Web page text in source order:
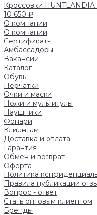
Кроссовки HUNTLANDIA
10 650 ₽
О компании
О компании
Сертификаты
Амбассадоры
Вакансии
Каталог
Обувь
Перчатки
Очки и маски
Ножи и мультитулы
Наушники
Фонари
Клиентам
Доставка и оплата
Гарантия
Обмен и возврат
Оферта
Политика
Правила публикации
Вопрос - ответ
Стать оптовым клиентом
Бренды